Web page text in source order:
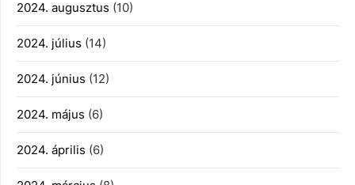
2024. augusztus (10)
2024. július (14)
2024. június (12)
2024. május (6)
2024. április (6)